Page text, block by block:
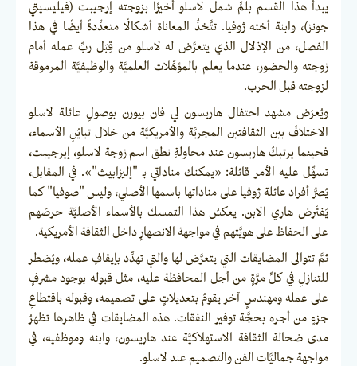
يبدأ هذا القسم بلمِّ شمل لاسلو أخيرًا بزوجته إرجيبت (فيليسيتي
جونز)، وابنة أخته ژوفيا. تتَّخذُ المعاناة أشكالًا متعدِّدةً أيضًا في هذا
الفصل، من الإذلال الذي يتعرَّض له لاسلو من قِبَل ربِّ عمله أمام
زوجته والحضور، عندما يعلم بالمؤهِّلات العلميَّة والوظيفيَّة المرموقة
لزوجته قبل الحرب.
ويُعرَض مشهد احتفال هاريسون لي فان بيورن بوصولِ عائلة لاسلو
الاختلافَ بين الثقافتين المجريَّة والأمريكيَّة من خلال تبايُنِ الأسماء،
فحينما يرتبكُ هاريسون عند محاولةِ نطق اسم زوجة لاسلو، إيرجيبت،
تسهِّل عليه الأمر قائلة: «يمكنك مناداتي بـ "إليزابيث"». في المقابل،
يُصرُّ أفراد عائلة ژوفيا على مناداتها باسمها الأصلي، وليس "صوفيا" كما
يَفتَرض هاري الابن. يعكسُ هذا التمسك بالأسماء الأصليَّة حرصَهم
على الحفاظ على هويَّتهم في مواجهة الانصهارِ داخل الثقافة الأمريكية.
ثمَّ تتوالى المضايقات التي يتعرَّض لها والتي تهدِّد بإيقافِ عمله، ويُضطر
للتنازلِ في كلِّ مرَّةٍ من أجل المحافظة عليه، مثل قبوله بوجود مشرفٍ
على عمله ومهندسٍ آخر يقومُ بتعديلاتٍ على تصميمه، وقبوله باقتطاعِ
جزءٍ من أجره بحجَّة توفير النفقات. هذه المضايقات في ظاهرها تظهرُ
مدى ضحالة الثقافة الاستهلاكيَّة عند هاريسون، وابنه وموظفيه، في
مواجهة جماليَّات الفن والتصميم عند لاسلو.